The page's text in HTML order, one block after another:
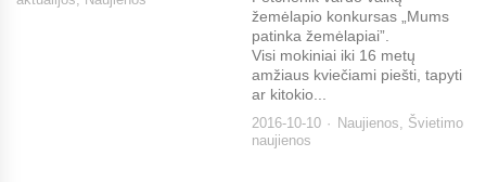
žemėlapio konkursas „Mums
patinka žemėlapiai”.
Visi mokiniai iki 16 metų
amžiaus kviečiami piešti, tapyti
ar kitokio...
2016-10-10 Naujienos, Švietimo
naujienos